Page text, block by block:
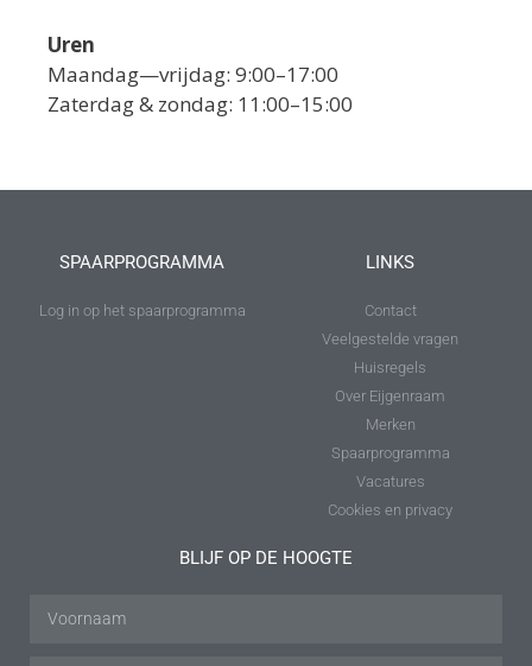
Uren
Maandag—vrijdag: 9:00–17:00
Zaterdag & zondag: 11:00–15:00
SPAARPROGRAMMA
Log in op het spaarprogramma
LINKS
Contact
Veelgestelde vragen
Huisregels
Over Eijgenraam
Merken
Spaarprogramma
Vacatures
Cookies en privacy
BLIJF OP DE HOOGTE